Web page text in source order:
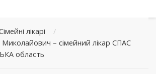
лікарі
/
– сімейний лікар СПАС
область